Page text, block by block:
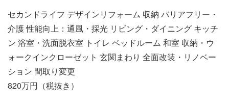
セカンドライフ デザインリフォーム 収納 バリアフリー・
介護 性能向上：通風・採光 リビング・ダイニング キッチ
ン 浴室・洗面脱衣室 トイレ ベッドルーム 和室 収納・ウ
ォークインクローゼット 玄関まわり 全面改装・リノベー
ション 間取り変更
820万円（税抜き）